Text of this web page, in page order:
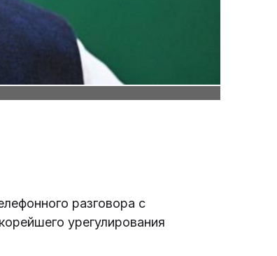
разговора с
урегулирования